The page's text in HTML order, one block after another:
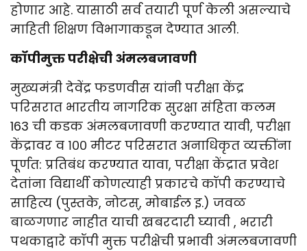
होणार आहे. यासाठी सर्व तयारी पूर्ण केली असल्याचे
माहिती शिक्षण विभागाकडून देण्यात आली.
कॉपीमुक्त परीक्षेची अंमलबजावणी
मुख्यमंत्री देवेंद्र फडणवीस यांनी परीक्षा केंद्र
परिसरात भारतीय नागरिक सुरक्षा संहिता कलम
163 ची कडक अंमलबजावणी करण्यात यावी, परीक्षा
केंद्रावर व १०० मीटर परिसरात अनाधिकृत व्यक्तींना
पूर्णत: प्रतिबंध करण्यात यावा, परीक्षा केंद्रात प्रवेश
देतांना विद्यार्थी कोणत्याही प्रकारचे कॉपी करण्याचे
साहित्य (पुस्तके, नोटस्, मोबाईल इ.) जवळ
बाळगणार नाहीत याची खबरदारी घ्यावी , भरारी
पथकाद्वारे कॉपी मुक्त परीक्षेची प्रभावी अंमलबजावणी